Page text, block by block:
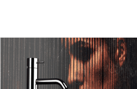
کامل شامل چه مواردی است؟